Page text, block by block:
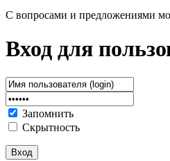
С вопросами и предложениями
Вход для
Запомнить
Скрытность